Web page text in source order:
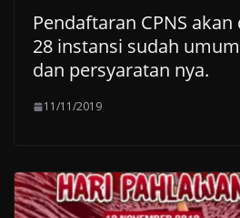
Pendaftaran CPNS
28 instansi sudah
dan persyaratan nya.
11/11/2019